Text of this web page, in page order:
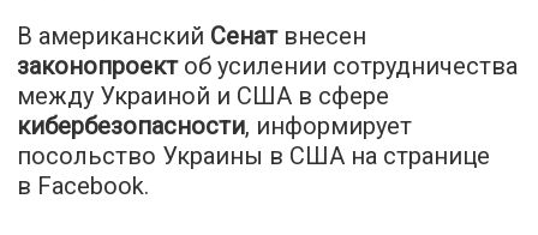
В американский Сенатвнесен
законопроектоб усилении сотрудничества
между Украиной и США в сфере
кибербезопасности, информирует
посольство Украины в США на странице
в Facebook.